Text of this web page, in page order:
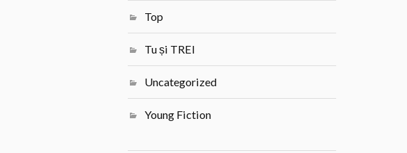
Top
Tu și TREI
Uncategorized
Young Fiction